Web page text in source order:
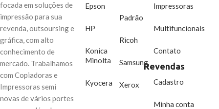
focada em soluções de
impressão para sua
revenda, outsoursing e
gráfica, com alto
conhecimento de
mercado. Trabalhamos
com Copiadoras e
Impressoras semi
novas de vários portes
Epson
HP
Konica
Minolta
Kyocera
Padrão
Ricoh
Samsung
Xerox
Impressoras
Multifuncionais
Contato
Revendas
Cadastro
Minha conta